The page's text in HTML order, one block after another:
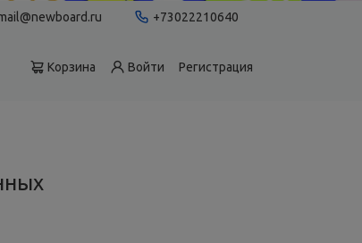
+73022210640
Корзина Войти Регистрация